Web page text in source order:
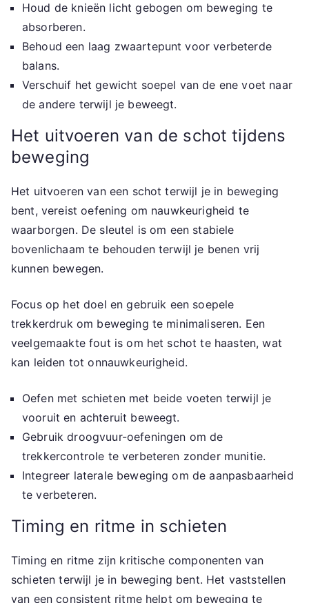
Houd de knieën licht gebogen om beweging te
absorberen.
Behoud een laag zwaartepunt voor verbeterde
balans.
Verschuif het gewicht soepel van de ene voet naar
de andere terwijl je beweegt.
Het uitvoeren van de schot tijdens
beweging
Het uitvoeren van een schot terwijl je in beweging
bent, vereist oefening om nauwkeurigheid te
waarborgen. De sleutel is om een stabiele
bovenlichaam te behouden terwijl je benen vrij
kunnen bewegen.
Focus op het doel en gebruik een soepele
trekkerdruk om beweging te minimaliseren. Een
veelgemaakte fout is om het schot te haasten, wat
kan leiden tot onnauwkeurigheid.
Oefen met schieten met beide voeten terwijl je
vooruit en achteruit beweegt.
Gebruik droogvuur-oefeningen om de
trekkercontrole te verbeteren zonder munitie.
Integreer laterale beweging om de aanpasbaarheid
te verbeteren.
Timing en ritme in schieten
Timing en ritme zijn kritische componenten van
schieten terwijl je in beweging bent. Het vaststellen
van een consistent ritme helpt om beweging te